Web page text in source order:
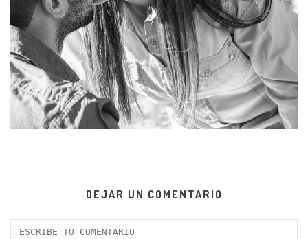
DEJAR UN COMENTARIO